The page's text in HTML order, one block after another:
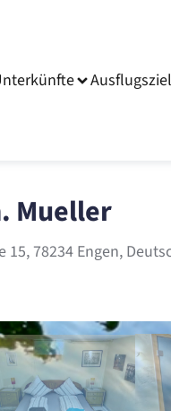
Mueller
15, 78234 Engen,